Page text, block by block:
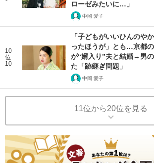
ローゼみたいに…」
中岡 愛子
10
位
10
「子どもがいいひんのや
ったほうが」とも…京都の
が“婿入り”夫と結婚→男
た「跡継ぎ問題」
中岡 愛子
11位から20位を見る